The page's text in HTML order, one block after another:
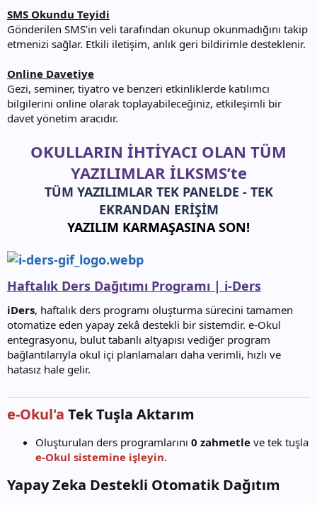
SMS Okundu Teyidi
Gönderilen SMS’in veli tarafından okunup okunmadığını takip
etmenizi sağlar. Etkili iletişim, anlık geri bildirimle desteklenir.
Online Davetiye
Gezi, seminer, tiyatro ve benzeri etkinliklerde katılımcı
bilgilerini online olarak toplayabileceğiniz, etkileşimli bir
davet yönetim aracıdır.
OKULLARIN İHTİYACI OLAN TÜM
YAZILIMLAR İLKSMS’te
TÜM YAZILIMLAR TEK PANELDE - TEK
EKRANDAN ERİŞİM
YAZILIM KARMAŞASINA SON!
Haftalık Ders Dağıtımı Programı | i-Ders
iDers, haftalık ders programı oluşturma sürecini tamamen
otomatize eden yapay zekâ destekli bir sistemdir. e-Okul
entegrasyonu, bulut tabanlı altyapısı vediğer program
bağlantılarıyla okul içi planlamaları daha verimli, hızlı ve
hatasız hale gelir.
e-Okul'a Tek Tuşla Aktarım​
Oluşturulan ders programlarını 0 zahmetle ve tek tuşla
e-Okul sistemine işleyin.
Yapay Zeka Destekli Otomatik Dağıtım​